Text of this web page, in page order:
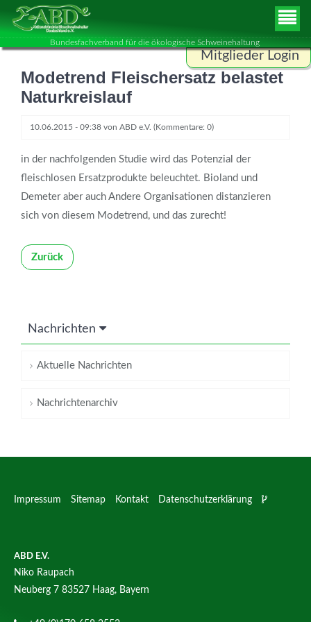
Bundesfachverband für die ökologische Schweinehaltung
Mitglieder Login
Benutzername
ANMELDEN
Modetrend Fleischersatz belastet
Naturkreislauf
10.06.2015 - 09:38 von ABD e.V. (Kommentare: 0)
in der nachfolgenden Studie wird das Potenzial der
fleischlosen Ersatzprodukte beleuchtet. Bioland und
Demeter aber auch Andere Organisationen distanzieren
sich von diesem Modetrend, und das zurecht!
Zurück
Nachrichten
Aktuelle Nachrichten
Nachrichtenarchiv
Impressum Sitemap Kontakt Datenschutzerklärung
ABD E.V.
Niko Raupach
Neuberg 7 83527 Haag, Bayern